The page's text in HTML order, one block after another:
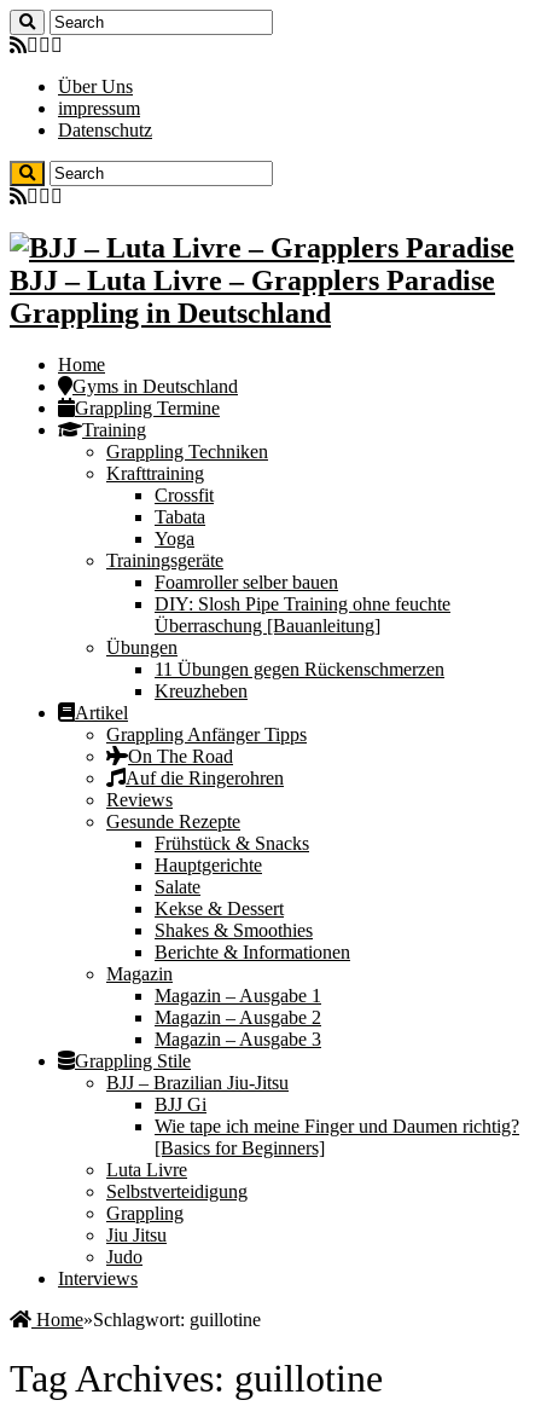
Über Uns
impressum
Datenschutz
BJJ – Luta Livre – Grapplers Paradise
Grappling in Deutschland
Home
Gyms in Deutschland
Grappling Termine
Training
Grappling Techniken
Krafttraining
Crossfit
Tabata
Yoga
Trainingsgeräte
Foamroller selber bauen
DIY: Slosh Pipe Training ohne feuchte
Überraschung [Bauanleitung]
Übungen
11 Übungen gegen Rückenschmerzen
Kreuzheben
Artikel
Grappling Anfänger Tipps
On The Road
Auf die Ringerohren
Reviews
Gesunde Rezepte
Frühstück & Snacks
Hauptgerichte
Salate
Kekse & Dessert
Shakes & Smoothies
Berichte & Informationen
Magazin
Magazin – Ausgabe 1
Magazin – Ausgabe 2
Magazin – Ausgabe 3
Grappling Stile
BJJ – Brazilian Jiu-Jitsu
BJJ Gi
Wie tape ich meine Finger und Daumen richtig?
[Basics for Beginners]
Luta Livre
Selbstverteidigung
Grappling
Jiu Jitsu
Judo
Interviews
Home»Schlagwort: guillotine
Tag Archives: guillotine